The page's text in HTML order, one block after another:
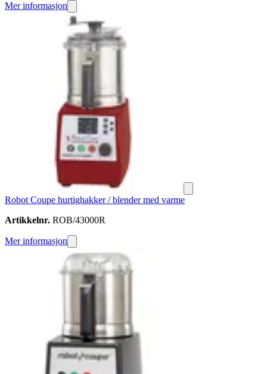
Mer informasjon
Robot Coupe hurtighakker / blender med varme
Artikkelnr. ROB/43000R
Mer informasjon